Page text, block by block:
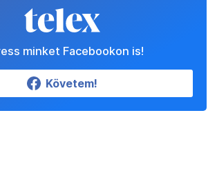
minket Facebookon is!
Követem!